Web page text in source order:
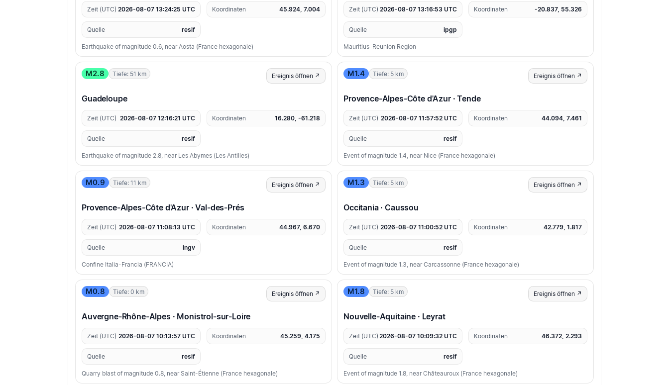
Zeit (UTC) 2026-08-07 13:24:25 UTC Koordinaten 45.924, 7.004
Quelle resif
Earthquake of magnitude 0.6, near Aosta (France hexagonale)
Zeit (UTC) 2026-08-07 13:16:53 UTC Koordinaten -20.837, 55.326
Quelle ipgp
Mauritius-Reunion Region
M2.8 Tiefe: 51 km Ereignis öffnen ↗
Guadeloupe
Zeit (UTC) 2026-08-07 12:16:21 UTC Koordinaten 16.280, -61.218
Quelle resif
Earthquake of magnitude 2.8, near Les Abymes (Les Antilles)
M1.4 Tiefe: 5 km Ereignis öffnen ↗
Provence-Alpes-Côte d'Azur · Tende
Zeit (UTC) 2026-08-07 11:57:52 UTC Koordinaten 44.094, 7.461
Quelle resif
Event of magnitude 1.4, near Nice (France hexagonale)
M0.9 Tiefe: 11 km Ereignis öffnen ↗
Provence-Alpes-Côte d'Azur · Val-des-Prés
Zeit (UTC) 2026-08-07 11:08:13 UTC Koordinaten 44.967, 6.670
Quelle ingv
Confine Italia-Francia (FRANCIA)
M1.3 Tiefe: 5 km Ereignis öffnen ↗
Occitania · Caussou
Zeit (UTC) 2026-08-07 11:00:52 UTC Koordinaten 42.779, 1.817
Quelle resif
Event of magnitude 1.3, near Carcassonne (France hexagonale)
M0.8 Tiefe: 0 km Ereignis öffnen ↗
Auvergne-Rhône-Alpes · Monistrol-sur-Loire
Zeit (UTC) 2026-08-07 10:13:57 UTC Koordinaten 45.259, 4.175
Quelle resif
Quarry blast of magnitude 0.8, near Saint-Étienne (France hexagonale)
M1.8 Tiefe: 5 km Ereignis öffnen ↗
Nouvelle-Aquitaine · Leyrat
Zeit (UTC) 2026-08-07 10:09:32 UTC Koordinaten 46.372, 2.293
Quelle resif
Event of magnitude 1.8, near Châteauroux (France hexagonale)